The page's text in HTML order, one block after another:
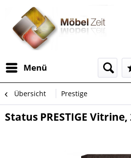
Menü
Übersicht Prestige
Status PRESTIGE